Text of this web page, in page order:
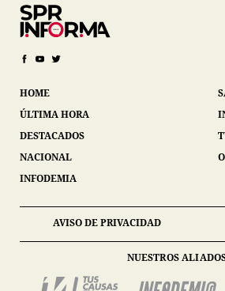
HOME
ÚLTIMA HORA
DESTACADOS
NACIONAL
INFODEMIA
AVISO DE PRIVACIDAD
NUESTROS